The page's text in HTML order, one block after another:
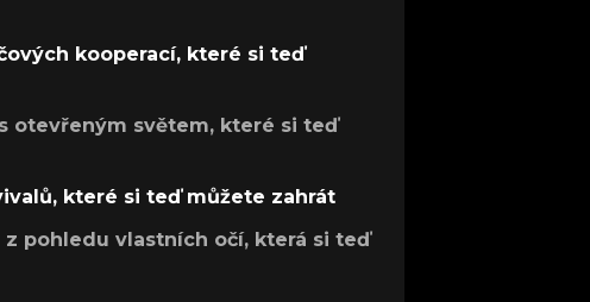
kooperací, které si teď
otevřeným světem, které si teď
které si teď můžete zahrát
z pohledu vlastních očí, která si teď